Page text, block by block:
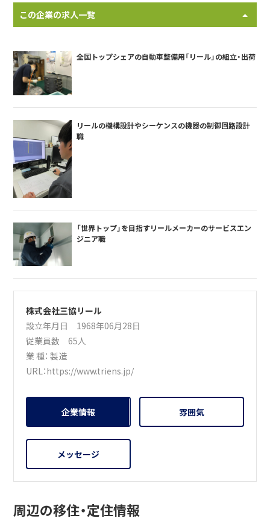
この企業の求人一覧
全国トップシェアの自動車整備用「リール」の組立・出荷
リールの機構設計やシーケンスの機器の制御回路設計
職
「世界トップ」を目指すリールメーカーのサービスエン
ジニア職
株式会社三協リール
設立年月日 1968年06月28日
従業員数 65人
業 種：製造
URL：https://www.triens.jp/
企業情報 雰囲気
メッセージ
周辺の移住・定住情報